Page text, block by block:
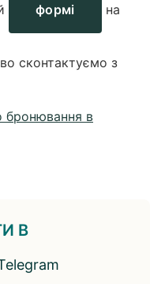
формі на
сконтактуємо з
бронювання в
В